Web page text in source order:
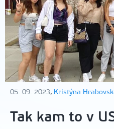
05. 09. 2023, Kristýna
Tak kam to v